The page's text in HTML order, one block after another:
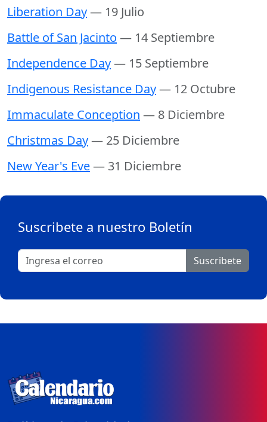
Liberation Day— 19 Julio
Battle of San Jacinto — 14 Septiembre
Independence Day— 15 Septiembre
Indigenous Resistance Day— 12 Octubre
Immaculate Conception — 8 Diciembre
Christmas Day— 25 Diciembre
New Year's Eve— 31 Diciembre
Suscribete a nuestro Boletín
Suscribete